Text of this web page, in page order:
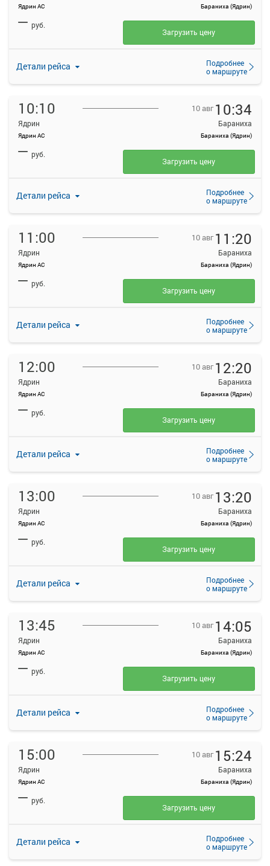
Ядрин АС Бараниха (Ядрин)
Детали рейса
Подробнее
о маршруте
— руб.
Загрузить цену
10:10
Ядрин
Ядрин АС
10 авг 10:34
Бараниха
Бараниха (Ядрин)
Детали рейса
Подробнее
о маршруте
— руб.
Загрузить цену
11:00
Ядрин
Ядрин АС
10 авг 11:20
Бараниха
Бараниха (Ядрин)
Детали рейса
Подробнее
о маршруте
— руб.
Загрузить цену
12:00
Ядрин
Ядрин АС
10 авг 12:20
Бараниха
Бараниха (Ядрин)
Детали рейса
Подробнее
о маршруте
— руб.
Загрузить цену
13:00
Ядрин
Ядрин АС
10 авг 13:20
Бараниха
Бараниха (Ядрин)
Детали рейса
Подробнее
о маршруте
— руб.
Загрузить цену
13:45
Ядрин
Ядрин АС
10 авг 14:05
Бараниха
Бараниха (Ядрин)
Детали рейса
Подробнее
о маршруте
— руб.
Загрузить цену
15:00
Ядрин
Ядрин АС
10 авг 15:24
Бараниха
Бараниха (Ядрин)
Детали рейса
Подробнее
о маршруте
— руб.
Загрузить цену